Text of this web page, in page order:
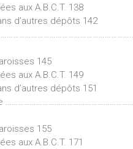
aux A.B.C.T. 138
d’autres dépôts 142
145
aux A.B.C.T. 149
d’autres dépôts 151
155
aux A.B.C.T. 171